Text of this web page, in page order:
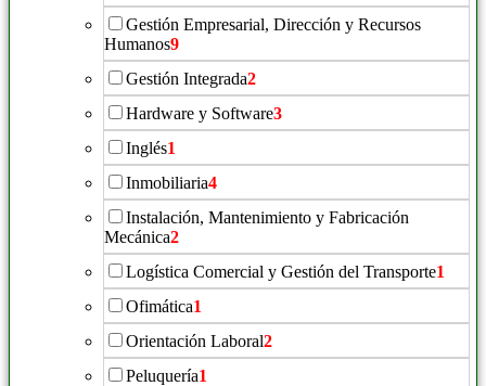
Gestión Empresarial, Dirección y Recursos
Humanos9
Gestión Integrada2
Hardware y Software3
Inglés1
Inmobiliaria4
Instalación, Mantenimiento y Fabricación
Mecánica2
Logística Comercial y Gestión del Transporte1
Ofimática1
Orientación Laboral2
Peluquería1